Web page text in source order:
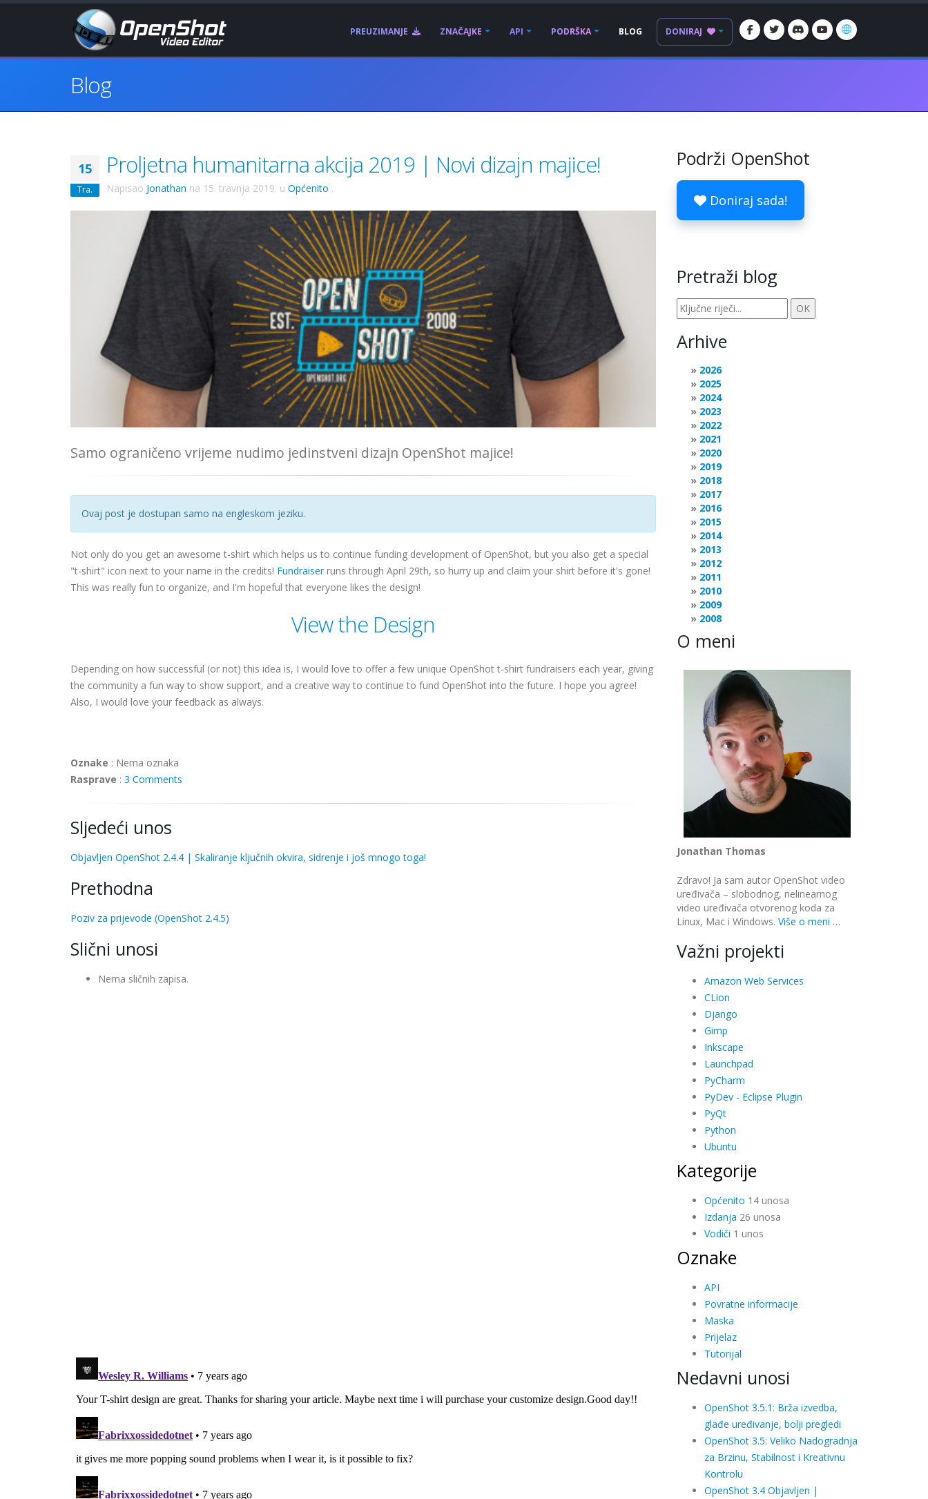
PREUZIMANJE ZNAČAJKE API PODRŠKA BLOG DONIRAJ
Blog
15
Tra.
Proljetna humanitarna akcija 2019 | Novi dizajn majice!
Napisao Jonathan na 15. travnja 2019. u Općenito .
Samo ograničeno vrijeme nudimo jedinstveni dizajn OpenShot majice!
Ovaj post je dostupan samo na engleskom jeziku.
Not only do you get an awesome t-shirt which helps us to continue funding development of OpenShot, but you also get a special
"t-shirt" icon next to your name in the credits! Fundraiserruns through April 29th, so hurry up and claim your shirt before it's gone!
This was really fun to organize, and I'm hopeful that everyone likes the design!
View the Design
Depending on how successful (or not) this idea is, I would love to offer a few unique OpenShot t-shirt fundraisers each year, giving
the community a fun way to show support, and a creative way to continue to fund OpenShot into the future. I hope you agree!
Also, I would love your feedback as always.
Oznake : Nema oznaka
Rasprave : 3 Comments
Sljedeći unos
Objavljen OpenShot 2.4.4 | Skaliranje ključnih okvira, sidrenje i još mnogo toga!
Prethodna
Poziv za prijevode (OpenShot 2.4.5)
Slični unosi
Nema sličnih zapisa.
Podrži OpenShot
Doniraj sada!
Pretraži blog
Arhive
2026
2025
2024
2023
2022
2021
2020
2019
2018
2017
2016
2015
2014
2013
2012
2011
2010
2009
2008
O meni
Jonathan Thomas
Zdravo! Ja sam autor OpenShot video
uređivača – slobodnog, nelinearnog
video uređivača otvorenog koda za
Linux, Mac i Windows. Više o meni …
Važni projekti
Amazon Web Services
CLion
Django
Gimp
Inkscape
Launchpad
PyCharm
PyDev - Eclipse Plugin
PyQt
Python
Ubuntu
Kategorije
Općenito 14 unosa
Izdanja 26 unosa
Vodiči 1 unos
Oznake
API
Povratne informacije
Maska
Prijelaz
Tutorijal
Nedavni unosi
OpenShot 3.5.1: Brža izvedba,
glađe uređivanje, bolji pregledi
OpenShot 3.5: Veliko Nadogradnja
za Brzinu, Stabilnost i Kreativnu
Kontrolu
OpenShot 3.4 Objavljen |